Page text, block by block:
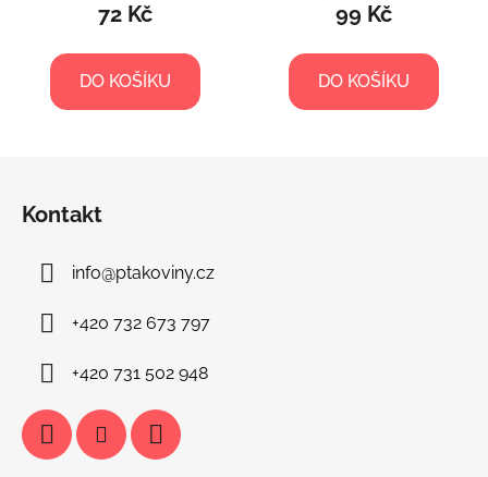
72 Kč
DO KOŠÍKU
99 Kč
DO KOŠÍKU
Kontakt
info@ptakoviny.cz
+420 732 673 797
+420 731 502 948